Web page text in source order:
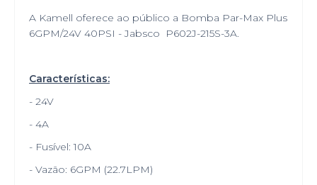
A Kamell oferece ao público a Bomba Par-Max Plus
6GPM/24V 40PSI - Jabsco P602J-215S-3A.
Características:
- 24V
- 4A
- Fusível: 10A
- Vazão: 6GPM (22.7LPM)